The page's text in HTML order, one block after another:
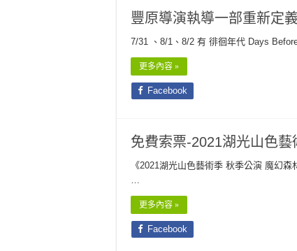
豐原導演執導一部重新定
7/31 、8/1、8/2 有 徘徊年代 Days
更多內容 »
Facebook
免費索票-2021湖光山色
《2021湖光山色藝術季 秋季公演 魔幻
…
更多內容 »
Facebook